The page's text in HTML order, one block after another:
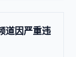
道因严重违